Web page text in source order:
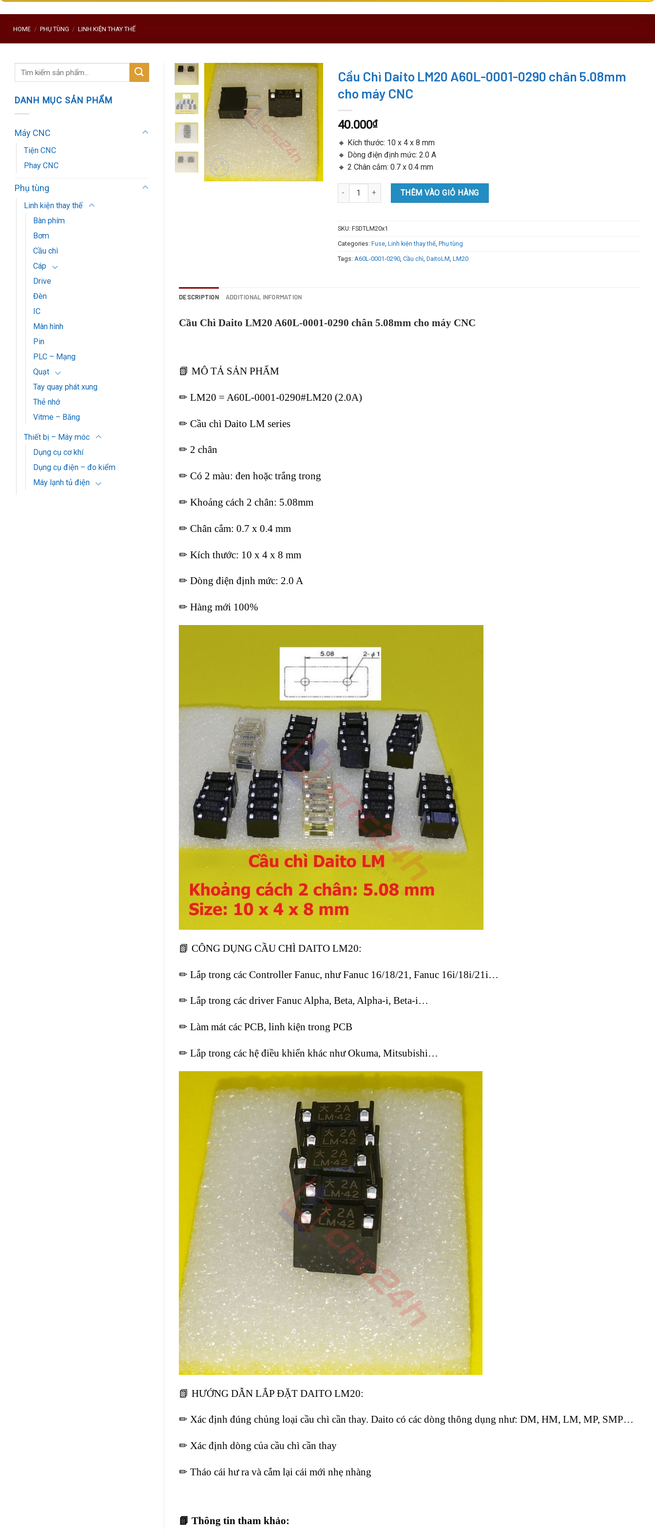
HOME / PHỤ TÙNG / LINH KIỆN THAY THẾ
Search
DANH MỤC SẢN PHẨM
Máy CNC
Tiện CNC
Phay CNC
Phụ tùng
Linh kiện thay thế
Bàn phím
Bơm
Cầu chì
Cáp
Drive
Đèn
IC
Màn hình
Pin
PLC – Mạng
Quạt
Tay quay phát xung
Thẻ nhớ
Vitme – Băng
Thiết bị – Máy móc
Dụng cụ cơ khí
Dụng cụ điện – đo kiểm
Máy lạnh tủ điện
Cầu Chì Daito LM20 A60L-0001-0290 chân 5.08mm
cho máy CNC
40.000₫
🔸 Kích thước: 10 x 4 x 8 mm
🔸 Dòng điện định mức: 2.0 A
🔸 2 Chân cắm: 0.7 x 0.4 mm
Cầu Chì Daito LM20 A60L-0001-0290 chân 5.08mm cho máy CNC quantity
THÊM VÀO GIỎ HÀNG
SKU: FSDTLM20x1
Categories: Fuse, Linh kiện thay thế, Phụ tùng
Tags: A60L-0001-0290, Cầu chì DaitoLM LM20
DESCRIPTION ADDITIONAL INFORMATION
Cầu Chì Daito LM20 A60L-0001-0290 chân 5.08mm cho máy CNC
📗 MÔ TẢ SẢN PHẨM
✏ LM20 = A60L-0001-0290#LM20 (2.0A)
✏ Cầu chì Daito LM series
✏ 2 chân
✏ Có 2 màu: đen hoặc trắng trong
✏ Khoảng cách 2 chân: 5.08mm
✏ Chân cắm: 0.7 x 0.4 mm
✏ Kích thước: 10 x 4 x 8 mm
✏ Dòng điện định mức: 2.0 A
✏ Hàng mới 100%
📗 CÔNG DỤNG CẦU CHÌ DAITO LM20:
✏ Lắp trong các Controller Fanuc, như Fanuc 16/18/21, Fanuc 16i/18i/21i…
✏ Lắp trong các driver Fanuc Alpha, Beta, Alpha-i, Beta-i…
✏ Làm mát các PCB, linh kiện trong PCB
✏ Lắp trong các hệ điều khiển khác như Okuma, Mitsubishi…
📗 HƯỚNG DẪN LẮP ĐẶT DAITO LM20:
✏ Xác định đúng chủng loại cầu chì cần thay. Daito có các dòng thông dụng như: DM, HM, LM, MP, SMP…
✏ Xác định dòng của cầu chì cần thay
✏ Tháo cái hư ra và cắm lại cái mới nhẹ nhàng
📗 Thông tin tham khảo: